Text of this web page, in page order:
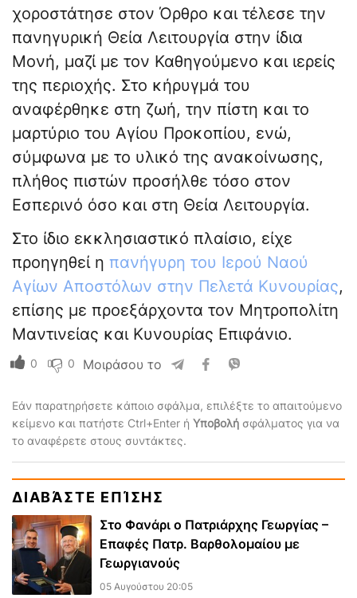
χοροστάτησε στον Όρθρο και τέλεσε την
πανηγυρική Θεία Λειτουργία στην ίδια
Μονή, μαζί με τον Καθηγούμενο και ιερείς
της περιοχής. Στο κήρυγμά του
αναφέρθηκε στη ζωή, την πίστη και το
μαρτύριο του Αγίου Προκοπίου, ενώ,
σύμφωνα με το υλικό της ανακοίνωσης,
πλήθος πιστών προσήλθε τόσο στον
Εσπερινό όσο και στη Θεία Λειτουργία.
Στο ίδιο εκκλησιαστικό πλαίσιο, είχε
προηγηθεί η πανήγυρη του Ιερού Ναού
Αγίων Αποστόλων στην Πελετά Κυνουρίας,
επίσης με προεξάρχοντα τον Μητροπολίτη
Μαντινείας και Κυνουρίας Επιφάνιο.
0 0 Μοιράσου το
Εάν παρατηρήσετε κάποιο σφάλμα, επιλέξτε το απαιτούμενο
κείμενο και πατήστε Ctrl+Enter ή Υποβολή σφάλματος για να
το αναφέρετε στους συντάκτες.
ΔΙΑΒΆΣΤΕ ΕΠΊΣΗΣ
Στο Φανάρι ο Πατριάρχης Γεωργίας –
Επαφές Πατρ. Βαρθολομαίου με
Γεωργιανούς
05 Αυγούστου 20:05